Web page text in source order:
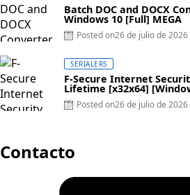
Batch DOC and DOCX
Windows 10 [Full] MEGA
Posted on26 de julio de 2026
SERIALERS
F-Secure Internet
Lifetime [x32x64]
Posted on26 de julio de 2026
Contacto